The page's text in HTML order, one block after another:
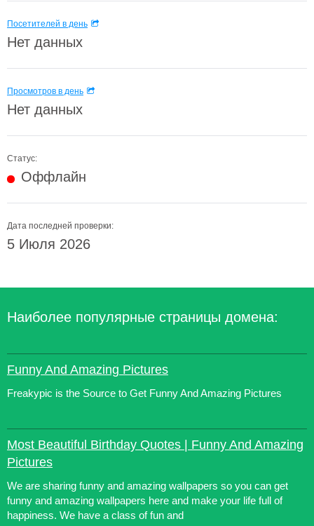
Посетителей в день
Нет данных
Просмотров в день
Нет данных
Статус:
Оффлайн
Дата последней проверки:
5 Июля 2026
Наиболее популярные страницы домена:
Funny And Amazing Pictures
Freakypic is the Source to Get Funny And Amazing Pictures
Most Beautiful Birthday Quotes | Funny And Amazing
Pictures
We are sharing funny and amazing wallpapers so you can get
funny and amazing wallpapers here and make your life full of
happiness. We have a class of fun and